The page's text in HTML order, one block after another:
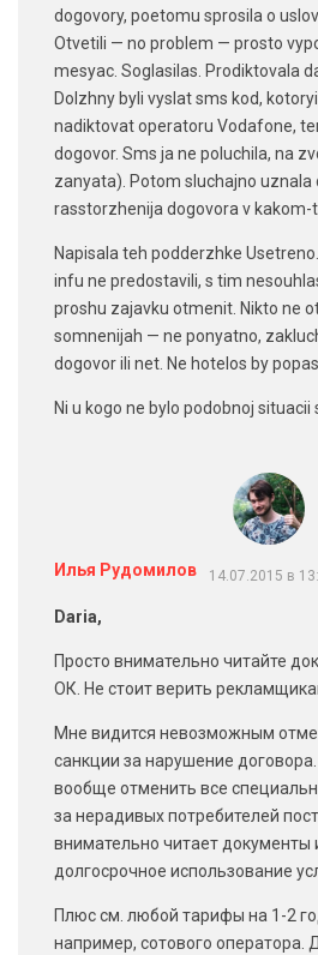
dogovory, poetomu sprosila o
Otvetili — no problem — prosto
mesyac. Soglasilas. Prodiktovala
Dolzhny byli vyslat sms kod,
nadiktovat operatoru Vodafone,
dogovor. Sms ja ne poluchila, na
zanyata). Potom sluchajno uznala
rasstorzhenija dogovora v kakom-
Napisala teh podderzhke
infu ne predostavili, s tim
proshu zajavku otmenit. Nikto ne
somnenijah — ne ponyatno,
dogovor ili net. Ne hotelos by
Ni u kogo ne bylo podobnoj situacii
Илья Рудомилов 14.07.2015 в
Daria,
Просто внимательно читайте
ОК. Не стоит верить
Мне видится невозможным
санкции за нарушение
вообще отменить все
за нерадивых потребителей
внимательно читает документы
долгосрочное использование
Плюс см. любой тарифы на 1-2
например, сотового оператора.